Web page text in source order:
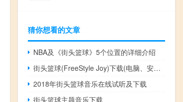
猜你想看的文章
NBA及《街头篮球》5个位置的详细介绍
街头篮球(FreeStyle Joy)下载(电脑、安卓和IOS所有版本)
2018年街头篮球音乐在线试听及下载
街头篮球主题音乐下载